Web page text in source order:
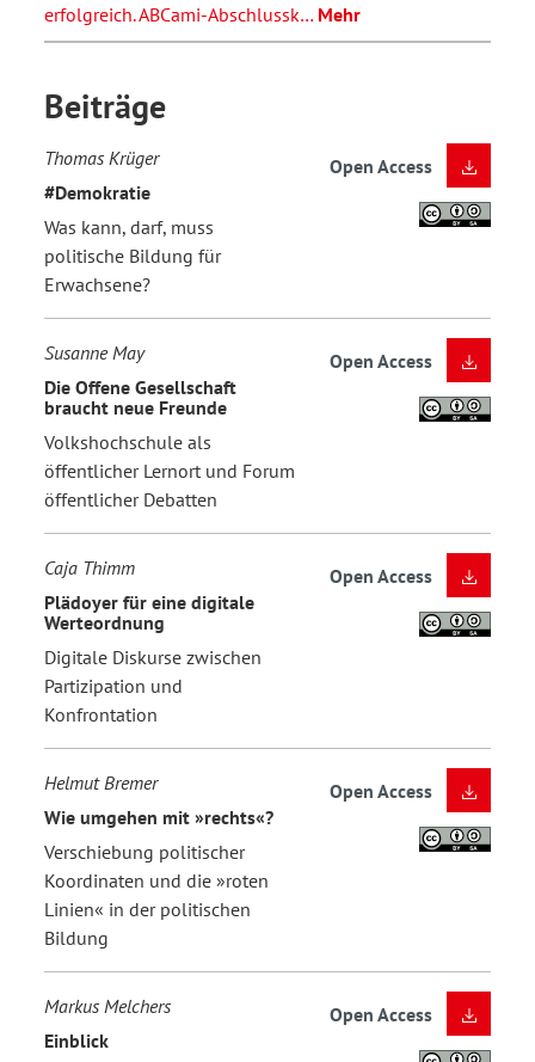
erfolgreich. ABCami-Abschlussk… Mehr
Beiträge
Thomas Krüger
#Demokratie
Was kann, darf, muss
politische Bildung für
Erwachsene?
Open Access
Susanne May
Die Offene Gesellschaft
braucht neue Freunde
Volkshochschule als
öffentlicher Lernort und Forum
öffentlicher Debatten
Open Access
Caja Thimm
Plädoyer für eine digitale
Werteordnung
Digitale Diskurse zwischen
Partizipation und
Konfrontation
Open Access
Helmut Bremer
Wie umgehen mit »rechts«?
Verschiebung politischer
Koordinaten und die »roten
Linien« in der politischen
Bildung
Open Access
Markus Melchers
Einblick
Open Access